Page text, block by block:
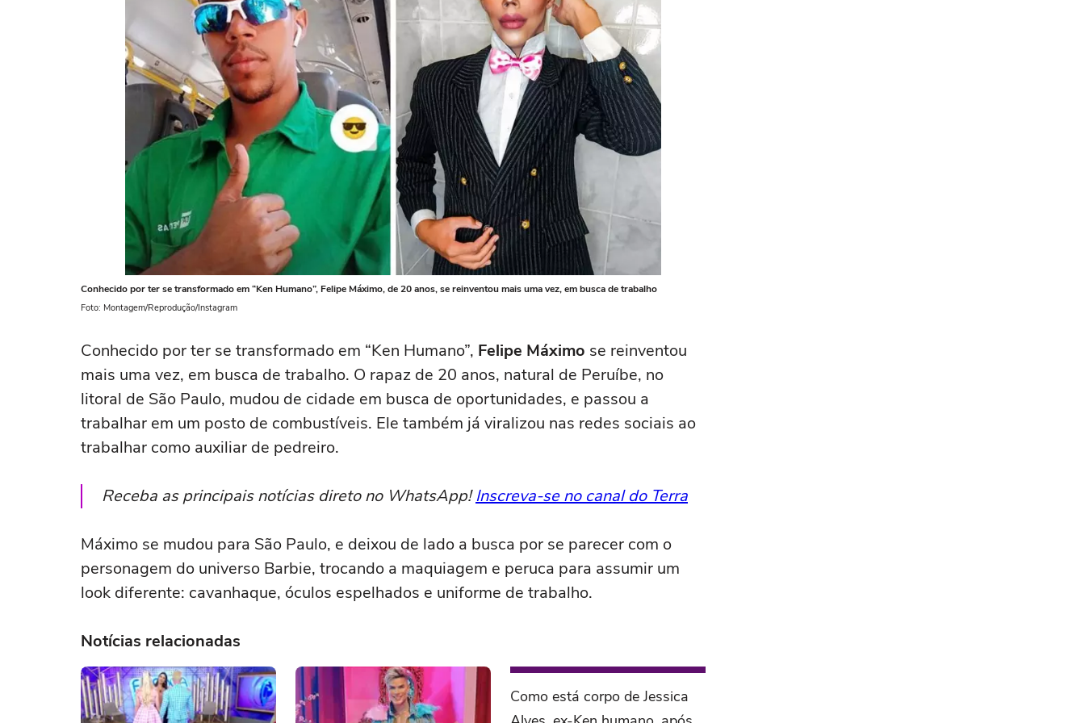
Conhecido por ter se transformado em “Ken Humano”, Felipe Máximo, de 20 anos, se reinventou mais uma vez, em busca de trabalho
Foto: Montagem/Reprodução/Instagram
Conhecido por ter se transformado em “Ken Humano”, Felipe Máximo se reinventou
mais uma vez, em busca de trabalho. O rapaz de 20 anos, natural de Peruíbe, no
litoral de São Paulo, mudou de cidade em busca de oportunidades, e passou a
trabalhar em um posto de combustíveis. Ele também já viralizou nas redes sociais ao
trabalhar como auxiliar de pedreiro.
Receba as principais notícias direto no WhatsApp!Inscreva-se no canal do Terra
Máximo se mudou para São Paulo, e deixou de lado a busca por se parecer com o
personagem do universo Barbie, trocando a maquiagem e peruca para assumir um
look diferente: cavanhaque, óculos espelhados e uniforme de trabalho.
Notícias relacionadas
Como está corpo de Jessica